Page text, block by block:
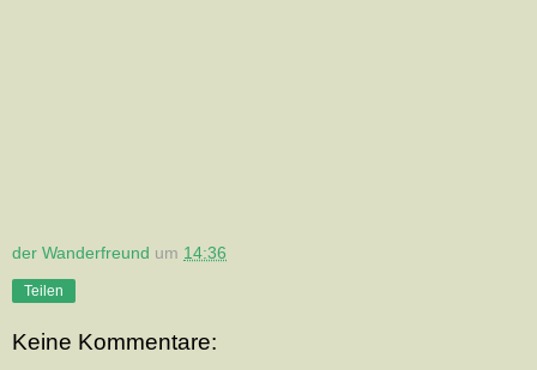
der Wanderfreund um 14:36
Teilen
Keine Kommentare: